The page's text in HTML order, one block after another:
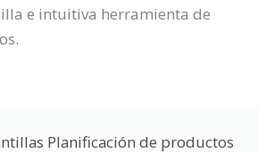
e intuitiva herramienta de
Planificación de productos